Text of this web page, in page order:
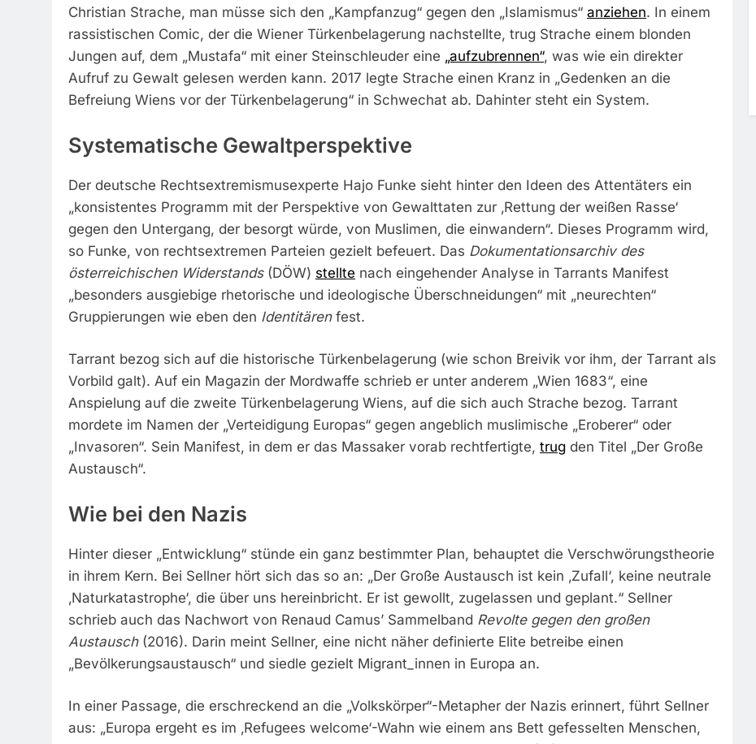
Christian Strache, man müsse sich den „Kampfanzug“ gegen den „Islamismus“ anziehen. In einem
rassistischen Comic, der die Wiener Türkenbelagerung nachstellte, trug Strache einem blonden
Jungen auf, dem „Mustafa“ mit einer Steinschleuder eine „aufzubrennen“, was wie ein direkter
Aufruf zu Gewalt gelesen werden kann. 2017 legte Strache einen Kranz in „Gedenken an die
Befreiung Wiens vor der Türkenbelagerung“ in Schwechat ab. Dahinter steht ein System.
Systematische Gewaltperspektive
Der deutsche Rechtsextremismusexperte Hajo Funke sieht hinter den Ideen des Attentäters ein
„konsistentes Programm mit der Perspektive von Gewalttaten zur ‚Rettung der weißen Rasse‘
gegen den Untergang, der besorgt würde, von Muslimen, die einwandern“. Dieses Programm wird,
so Funke, von rechtsextremen Parteien gezielt befeuert. Das Dokumentationsarchiv des
österreichischen Widerstands(DÖW) stellte nach eingehender Analyse in Tarrants Manifest
„besonders ausgiebige rhetorische und ideologische Überschneidungen“ mit „neurechten“
Gruppierungen wie eben den Identitärenfest.
Tarrant bezog sich auf die historische Türkenbelagerung (wie schon Breivik vor ihm, der Tarrant als
Vorbild galt). Auf ein Magazin der Mordwaffe schrieb er unter anderem „Wien 1683“, eine
Anspielung auf die zweite Türkenbelagerung Wiens, auf die sich auch Strache bezog. Tarrant
mordete im Namen der „Verteidigung Europas“ gegen angeblich muslimische „Eroberer“ oder
„Invasoren“. Sein Manifest, in dem er das Massaker vorab rechtfertigte, trug den Titel „Der Große
Austausch“.
Wie bei den Nazis
Hinter dieser „Entwicklung“ stünde ein ganz bestimmter Plan, behauptet die Verschwörungstheorie
in ihrem Kern. Bei Sellner hört sich das so an: „Der Große Austausch ist kein ‚Zufall‘, keine neutrale
‚Naturkatastrophe‘, die über uns hereinbricht. Er ist gewollt, zugelassen und geplant.“ Sellner
schrieb auch das Nachwort von Renaud Camus’ Sammelband Revolte gegen den großen
Austausch(2016). Darin meint Sellner, eine nicht näher definierte Elite betreibe einen
„Bevölkerungsaustausch“ und siedle gezielt Migrant_innen in Europa an.
In einer Passage, die erschreckend an die „Volkskörper“-Metapher der Nazis erinnert, führt Sellner
aus: „Europa ergeht es im ‚Refugees welcome‘-Wahn wie einem ans Bett gefesselten Menschen,